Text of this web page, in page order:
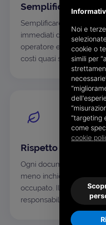
Semplificare,
Semplificare è la nostra
immediati da usare, alla
operatore e sostenibili
costi quasi solo variabili.
Rispetto per
Ogni documento non
meno inchiostro, meno
occupato. Il digitale è
responsabilità.
Noi e
cookie o
simili per
“targeting
come
cookie